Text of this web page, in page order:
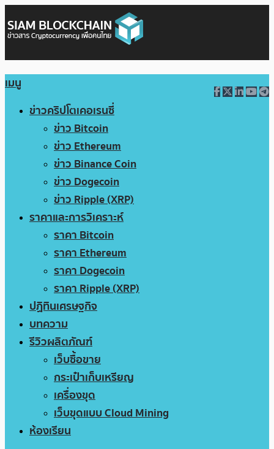
เมนู
ข่าวคริปโตเคอเรนซี่
ข่าว Bitcoin
ข่าว Ethereum
ข่าว Binance Coin
ข่าว Dogecoin
ข่าว Ripple (XRP)
ราคาและการวิเคราะห์
ราคา Bitcoin
ราคา Ethereum
ราคา Dogecoin
ราคา Ripple (XRP)
ปฏิทินเศรษฐกิจ
บทความ
รีวิวผลิตภัณฑ์
เว็บซื้อขาย
กระเป๋าเก็บเหรียญ
เครื่องขุด
เว็บขุดแบบ Cloud Mining
ห้องเรียน